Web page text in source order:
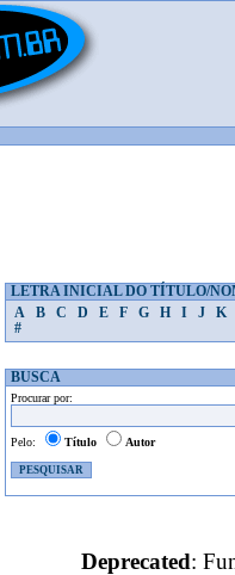
LETRA INICIAL DO TÍTULO/
A
B C D E F G H I J
K
#
BUSCA
Procurar por:
Pelo: Título Autor
Deprecated: